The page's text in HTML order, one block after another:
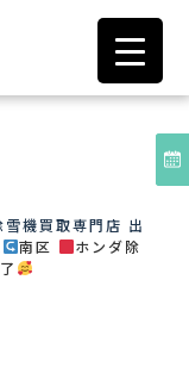
機買取専門店 出
南区
ホンダ除